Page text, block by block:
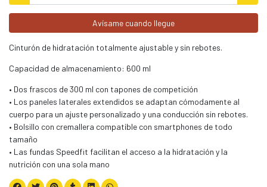
Avísame cuando llegue
Cinturón de hidratación totalmente ajustable y sin rebotes.
Capacidad de almacenamiento: 600 ml
• Dos frascos de 300 ml con tapones de competición
• Los paneles laterales extendidos se adaptan cómodamente al
cuerpo para un ajuste personalizado y una conducción sin rebotes.
• Bolsillo con cremallera compatible con smartphones de todo
tamaño
• Las fundas Speedfit facilitan el acceso a la hidratación y la
nutrición con una sola mano